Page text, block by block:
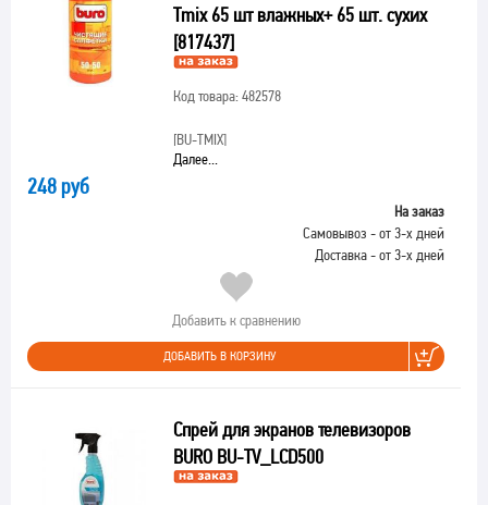
Tmix 65 шт влажных+ 65 шт. сухих
[817437]
Код товара: 482578
[BU-TMIX]
Далее...
248 руб
На заказ
Самовывоз - от 3-х дней
Доставка - от 3-х дней
Добавить к сравнению
ДОБАВИТЬ В КОРЗИНУ
Спрей для экранов телевизоров
BURO BU-TV_LCD500